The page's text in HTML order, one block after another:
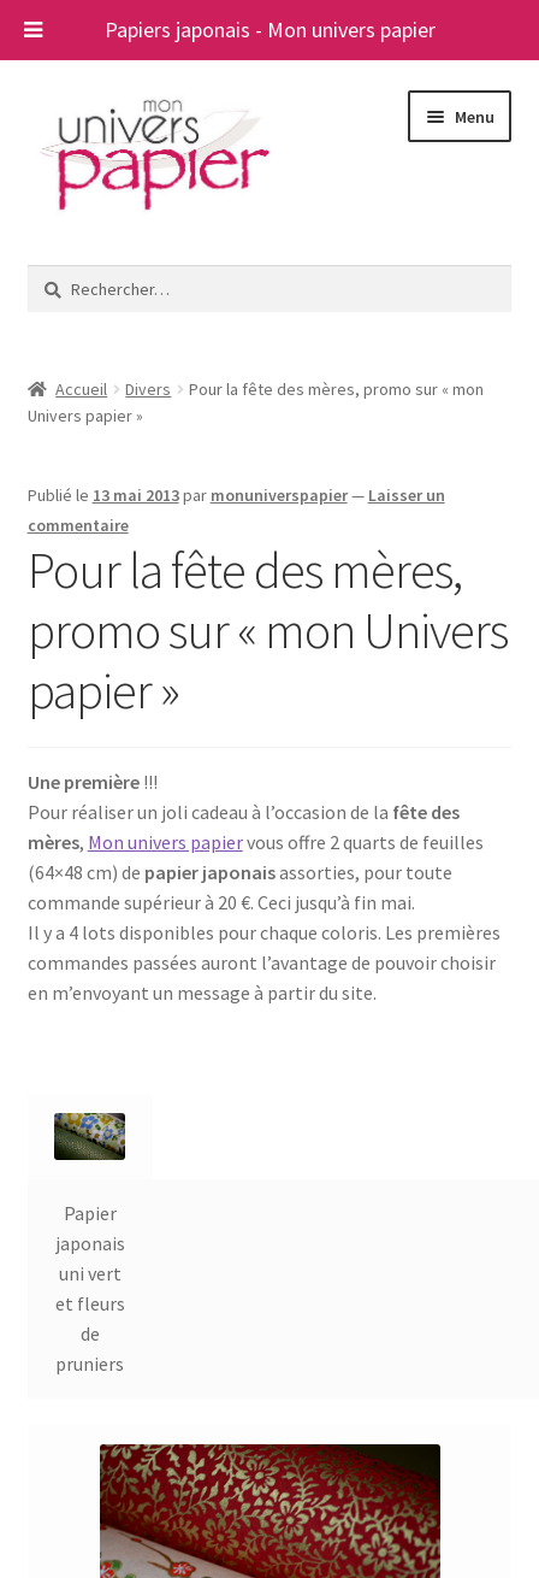
Papiers japonais - Mon univers papier
navigation
contenu
Menu
le
A propos
Rechercher :
Accueil Divers
Pour la fête des mères, promo sur « mon
Univers papier »
Publié le 13 mai 2013par monuniverspapier— Laisser un
commentaire
Pour la fête des mères,
promo sur « mon Univers
papier »
Une première!!!
Pour réaliser un joli cadeau à l’occasion de la fête des
mères, Mon univers papiervous offre 2 quarts de feuilles
(64×48 cm) de papier japonaisassorties, pour toute
commande supérieur à 20 €. Ceci jusqu’à fin mai.
Il y a 4 lots disponibles pour chaque coloris. Les premières
commandes passées auront l’avantage de pouvoir choisir
en m’envoyant un message à partir du site.
Papier
japonais
uni vert
et fleurs
de
pruniers